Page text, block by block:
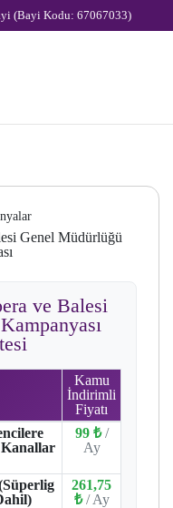
(Bayi Kodu: 67067033)
Genel Müdürlüğü
ve Balesi
Kamu
İndirimli
Fiyatı
99 ₺ /
Ay
261,75
₺ / Ay